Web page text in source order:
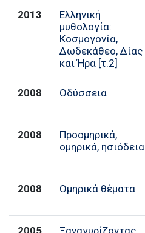
2013
Ελληνική
μυθολογία:
Κοσμογονία,
Δωδεκάθεο, Δίας
και Ήρα [τ.2]
2008 Οδύσσεια
2008
Προομηρικά,
ομηρικά, ησιόδεια
2008 Ομηρικά θέματα
2005 Ξαναγυρίζοντας